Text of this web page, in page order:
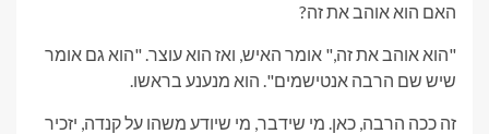
האם הוא אוהב את זה?
"הוא אוהב את זה," אומר האיש, ואז הוא עוצר. "הוא גם אומר
שיש שם הרבה אנטישמים". הוא מנענע בראשו.
זה ככה הרבה, כאן. מי שידבר, מי שיודע משהו על קנדה, יזכיר